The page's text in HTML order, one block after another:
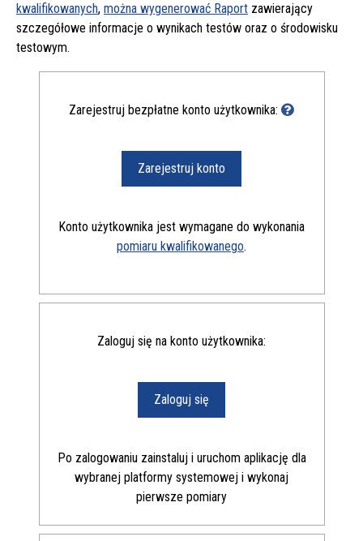
kwalifikowanych, można wygenerować Raport zawierający
szczegółowe informacje o wynikach testów oraz o środowisku
testowym.
Rejestracja
Zarejestruj bezpłatne konto użytkownika: Pomoc:
Zarejestruj konto
Konto użytkownika jest wymagane do wykonania
pomiaru kwalifikowanego.
LogowanieZaloguj się na konto użytkownika:
Zaloguj się
Po zalogowaniu zainstaluj i uruchom aplikację dla
wybranej platformy systemowej i wykonaj
pierwsze pomiary